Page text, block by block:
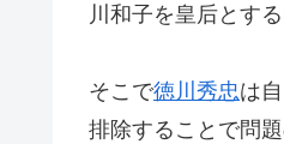
川和子を皇后とす
そこで徳川秀忠は
排除することで問